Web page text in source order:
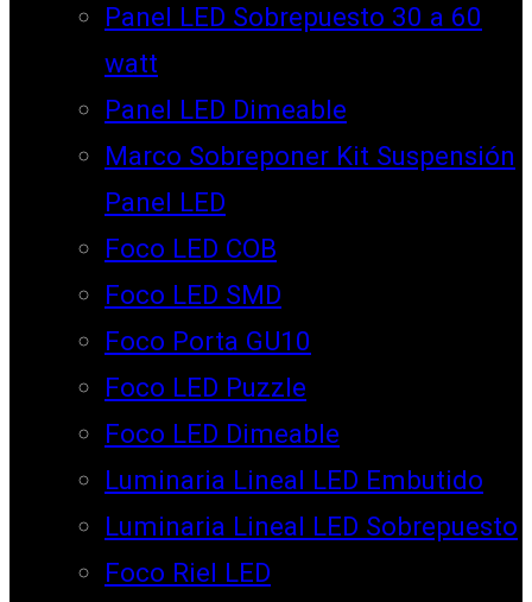
Panel LED Sobrepuesto 30 a 60
watt
Panel LED Dimeable
Marco Sobreponer Kit Suspensión
Panel LED
Foco LED COB
Foco LED SMD
Foco Porta GU10
Foco LED Puzzle
Foco LED Dimeable
Luminaria Lineal LED Embutido
Luminaria Lineal LED Sobrepuesto
Foco Riel LED